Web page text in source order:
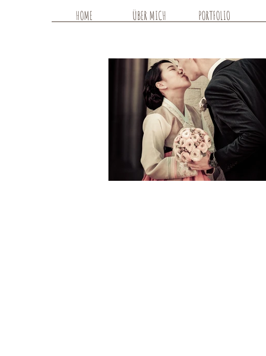
HOME ÜBER MICH PORTFOLIO